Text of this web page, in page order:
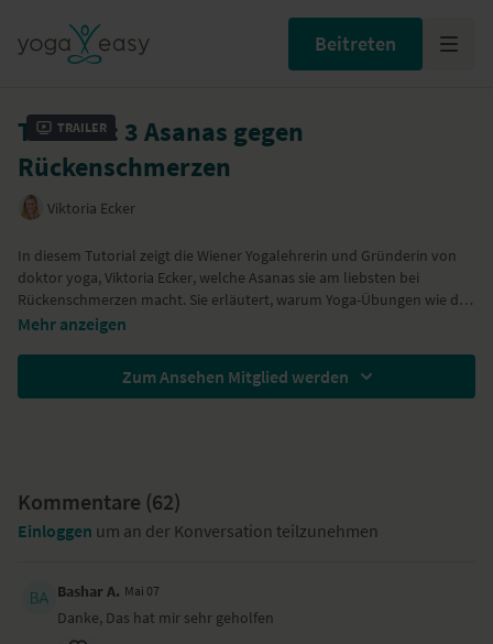
Beitreten
Trailer
Tutorial: 3 Asanas gegen
Rückenschmerzen
Viktoria Ecker
In diesem Tutorial zeigt die Wiener Yogalehrerin und Gründerin von
doktor yoga,Viktoria Ecker, welche Asanas sie am liebsten bei
Rückenschmerzen macht. Sie erläutert, warum Yoga-Übungen wie der
Herabschauende Hund
kleinen Tipps und Übungen kannst du wunderbar in den Alltag
Mehr anzeigen
Zum Ansehen Mitglied werden
Kommentare (62)
Einloggen um an der Konversation teilzunehmen
Bashar A. Mai 07
Danke, Das hat mir sehr geholfen